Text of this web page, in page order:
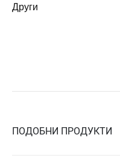
Други
ПОДОБНИ ПРОДУКТИ